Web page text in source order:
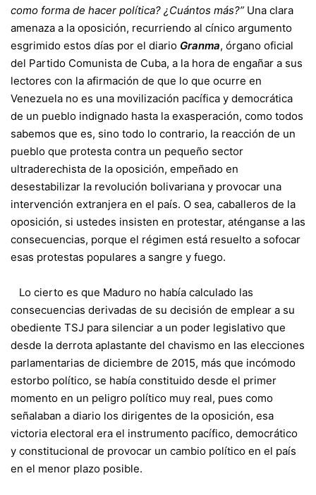
como forma de hacer política? ¿Cuántos más?” Una clara
amenaza a la oposición, recurriendo al cínico argumento
esgrimido estos días por el diario Granma, órgano oficial
del Partido Comunista de Cuba, a la hora de engañar a sus
lectores con la afirmación de que lo que ocurre en
Venezuela no es una movilización pacífica y democrática
de un pueblo indignado hasta la exasperación, como todos
sabemos que es, sino todo lo contrario, la reacción de un
pueblo que protesta contra un pequeño sector
ultraderechista de la oposición, empeñado en
desestabilizar la revolución bolivariana y provocar una
intervención extranjera en el país. O sea, caballeros de la
oposición, si ustedes insisten en protestar, aténganse a las
consecuencias, porque el régimen está resuelto a sofocar
esas protestas populares a sangre y fuego.
Lo cierto es que Maduro no había calculado las
consecuencias derivadas de su decisión de emplear a su
obediente TSJ para silenciar a un poder legislativo que
desde la derrota aplastante del chavismo en las elecciones
parlamentarias de diciembre de 2015, más que incómodo
estorbo político, se había constituido desde el primer
momento en un peligro político muy real, pues como
señalaban a diario los dirigentes de la oposición, esa
victoria electoral era el instrumento pacífico, democrático
y constitucional de provocar un cambio político en el país
en el menor plazo posible.